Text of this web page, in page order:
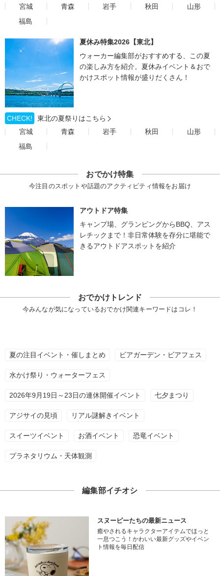
宮城
青森 岩手 秋田
山形
福島
夏休み特集2026【東北】
ウォーカー編集部がおすすめする、この夏
の楽しみ方を紹介。夏休みイベント＆おで
かけスポット情報が盛りだくさん！
CHECK!
東北の夏祭りはこちら
宮城
青森 岩手 秋田
山形
福島
おでかけ特集
今注目のスポットや話題のアクティビティ情報をお届け
アウトドア特集
キャンプ場、グランピングからBBQ、アス
レチックまで！非日常体験を存分に堪能で
きるアウトドアスポットを紹介
おでかけトレンド
今みんなが気になっているおでかけ関連キーワードはコレ！
夏の注目イベント・催しまとめ ビアガーデン・ビアフェス
水かけ祭り・ウォーターフェス
2026年9月19日～23日の連休開催イベント 七夕まつり
アジサイの見頃 リアル謎解きイベント
スイーツイベント お酒イベント 恐竜イベント
プラネタリウム・天体観測
編集部イチオシ
スヌーピーたちの最新ニュース
癒やされるキャラクターアイテムでほっと
一息つこう！かわいい最新グッズやイベン
ト情報を毎日配信